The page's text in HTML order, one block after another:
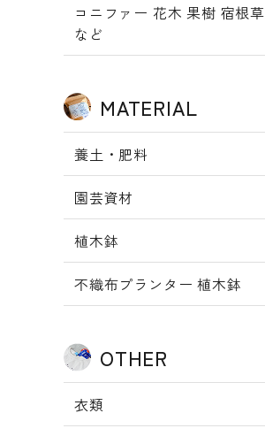
コニファー 花木 果樹 宿根草
など
MATERIAL
養土・肥料
園芸資材
植木鉢
不織布プランター 植木鉢
OTHER
衣類